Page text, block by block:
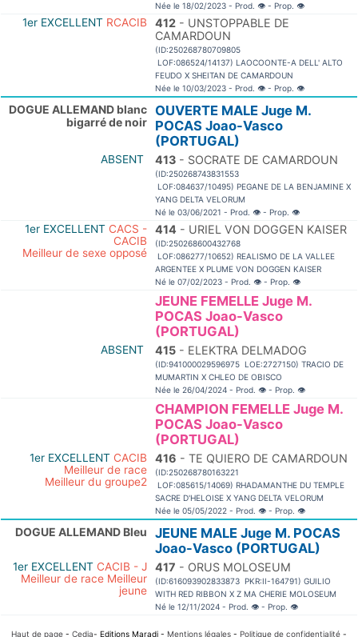
Née le 18/02/2023 - Prod. 👁 - Prop. 👁
1er EXCELLENT RCACIB 412 - UNSTOPPABLE DE
CAMARDOUN
(ID:250268780709805
LOF:086524/14137) LAOCOONTE-A DELL' ALTO
FEUDO X SHEITAN DE CAMARDOUN
Née le 10/03/2023 - Prod. 👁 - Prop. 👁
DOGUE ALLEMAND blanc
bigarré de noir
OUVERTE MALE Juge M.
POCAS Joao-Vasco
(PORTUGAL)
ABSENT 413 - SOCRATE DE CAMARDOUN
(ID:250268743831553
LOF:084637/10495) PEGANE DE LA BENJAMINE X
YANG DELTA VELORUM
Né le 03/06/2021 - Prod. 👁 - Prop. 👁
1er EXCELLENT CACS -
CACIB
Meilleur de sexe opposé
414 - URIEL VON DOGGEN KAISER
(ID:250268600432768
LOF:086277/10652) REALISMO DE LA VALLEE
ARGENTEE X PLUME VON DOGGEN KAISER
Né le 07/02/2023 - Prod. 👁 - Prop. 👁
JEUNE FEMELLE Juge M.
POCAS Joao-Vasco
(PORTUGAL)
ABSENT 415 - ELEKTRA DELMADOG
(ID:941000029596975 LOE:2727150) TRACIO DE
MUMARTIN X CHLEO DE OBISCO
Née le 26/04/2024 - Prod. 👁 - Prop. 👁
CHAMPION FEMELLE Juge M.
POCAS Joao-Vasco
(PORTUGAL)
1er EXCELLENT CACIB
Meilleur de race
Meilleur du groupe2
416 - TE QUIERO DE CAMARDOUN
(ID:250268780163221
LOF:085615/14069) RHADAMANTHE DU TEMPLE
SACRE D'HELOISE X YANG DELTA VELORUM
Née le 05/05/2022 - Prod. 👁 - Prop. 👁
DOGUE ALLEMAND Bleu
JEUNE MALE Juge M. POCAS
Joao-Vasco (PORTUGAL)
1er EXCELLENT CACIB - J
Meilleur de race Meilleur
jeune
417 - ORUS MOLOSEUM
(ID:616093902833873 PKR:II-164791) GUILIO
WITH RED RIBBON X Z MA CHERIE MOLOSEUM
Né le 12/11/2024 - Prod. 👁 - Prop. 👁
Haut de page - Cedia- Editions Maradi - Mentions légales - Politique de confidentialité -